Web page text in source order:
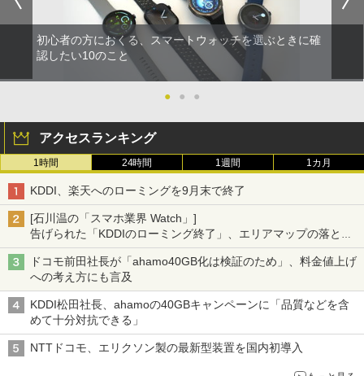
初心者の方におくる、スマートウォッチを選ぶときに確
認したい10のこと
● ● ●
アクセスランキング
1時間 24時間 1週間 1カ月
KDDI、楽天へのローミングを9月末で終了
[石川温の「スマホ業界 Watch」]
告げられた「KDDIのローミング終了」、エリアマップの落とし
穴と楽天モバイルの課題
ドコモ前田社長が「ahamo40GB化は検証のため」、料金値上げ
への考え方にも言及
KDDI松田社長、ahamoの40GBキャンペーンに「品質などを含
めて十分対抗できる」
NTTドコモ、エリクソン製の最新型装置を国内初導入